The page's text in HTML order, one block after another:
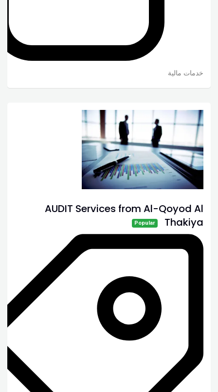
خدمات مالية
AUDIT Services from Al-Qoyod Al
Thakiya
Popular